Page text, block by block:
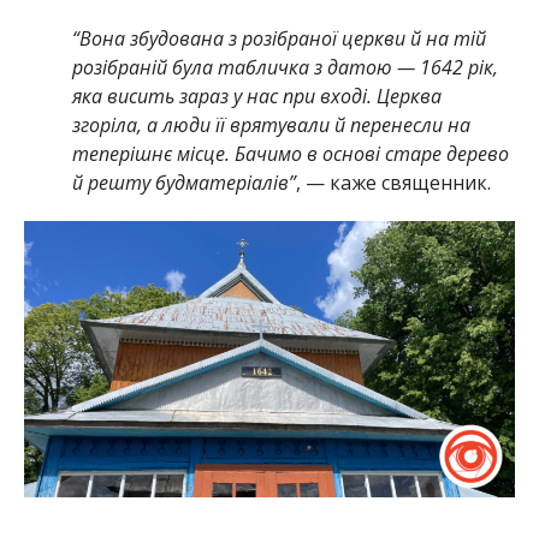
“Вона збудована з розібраної церкви й на тій
розібраній була табличка з датою — 1642 рік,
яка висить зараз у нас при вході. Церква
згоріла, а люди її врятували й перенесли на
теперішнє місце. Бачимо в основі старе дерево
й решту будматеріалів”, — каже священник.